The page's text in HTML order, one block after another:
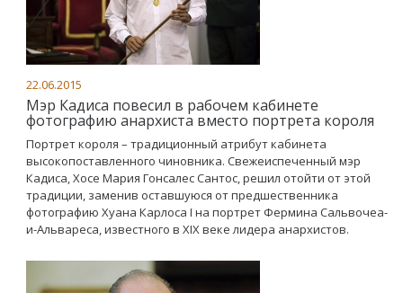
22.06.2015
Мэр Кадиса повесил в рабочем кабинете
фотографию анархиста вместо портрета короля
Портрет короля – традиционный атрибут кабинета
высокопоставленного чиновника. Свежеиспеченный мэр
Кадиса, Хосе Мария Гонсалес Сантос, решил отойти от этой
традиции, заменив оставшуюся от предшественника
фотографию Хуана Карлоса I на портрет Фермина Сальвочеа-
и-Альвареса, известного в XIX веке лидера анархистов.